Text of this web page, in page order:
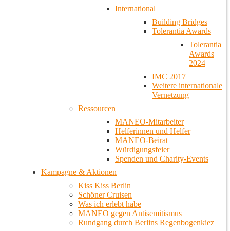
International
Building Bridges
Tolerantia Awards
Tolerantia
Awards
2024
IMC 2017
Weitere internationale
Vernetzung
Ressourcen
MANEO-Mitarbeiter
Helferinnen und Helfer
MANEO-Beirat
Würdigungsfeier
Spenden und Charity-Events
Kampagne & Aktionen
Kiss Kiss Berlin
Schöner Cruisen
Was ich erlebt habe
MANEO gegen Antisemitismus
Rundgang durch Berlins Regenbogenkiez